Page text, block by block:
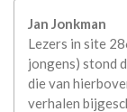
Jan Jonkman
Lezers in site
jongens) stond
die van
verhalen